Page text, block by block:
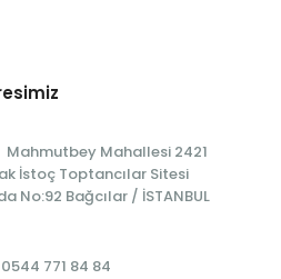
Mahmutbey Mahallesi 2421
İstoç Toptancılar Sitesi
No:92 Bağcılar / İSTANBUL
771 84 84